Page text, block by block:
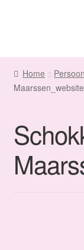
navigatie
inhoud
Home
Sanne
Home
Maarssen_website